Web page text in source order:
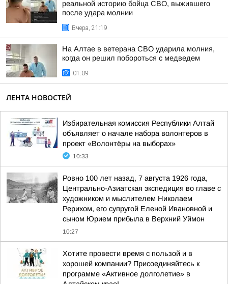
реальной историю бойца СВО, выжившего
после удара молнии
Вчера, 21:19
На Алтае в ветерана СВО ударила молния,
когда он решил побороться с медведем
01:09
ЛЕНТА НОВОСТЕЙ
Избирательная комиссия Республики Алтай
объявляет о начале набора волонтеров в
проект «Волонтёры на выборах»
10:33
Ровно 100 лет назад, 7 августа 1926 года,
Центрально-Азиатская экспедиция во главе с
художником и мыслителем Николаем
Рерихом, его супругой Еленой Ивановной и
сыном Юрием прибыла в Верхний Уймон
10:27
Хотите провести время с пользой и в
хорошей компании? Присоединяйтесь к
программе «Активное долголетие» в